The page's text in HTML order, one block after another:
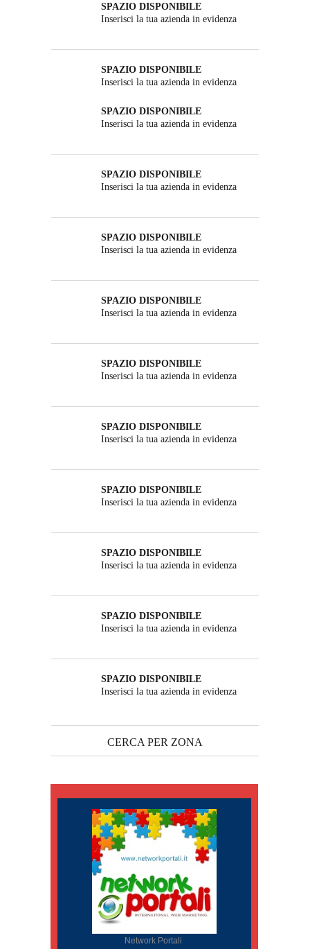
SPAZIO DISPONIBILE
Inserisci la tua azienda in evidenza
SPAZIO DISPONIBILE
Inserisci la tua azienda in evidenza
SPAZIO DISPONIBILE
Inserisci la tua azienda in evidenza
SPAZIO DISPONIBILE
Inserisci la tua azienda in evidenza
SPAZIO DISPONIBILE
Inserisci la tua azienda in evidenza
SPAZIO DISPONIBILE
Inserisci la tua azienda in evidenza
SPAZIO DISPONIBILE
Inserisci la tua azienda in evidenza
SPAZIO DISPONIBILE
Inserisci la tua azienda in evidenza
SPAZIO DISPONIBILE
Inserisci la tua azienda in evidenza
SPAZIO DISPONIBILE
Inserisci la tua azienda in evidenza
SPAZIO DISPONIBILE
Inserisci la tua azienda in evidenza
SPAZIO DISPONIBILE
Inserisci la tua azienda in evidenza
CERCA PER ZONA
Network Portali